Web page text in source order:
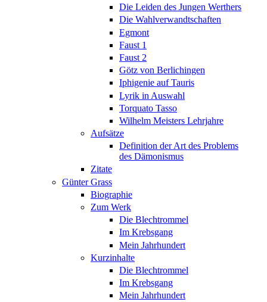
Die Leiden des Jungen Werthers
Die Wahlverwandtschaften
Egmont
Faust 1
Faust 2
Götz von Berlichingen
Iphigenie auf Tauris
Lyrik in Auswahl
Torquato Tasso
Wilhelm Meisters Lehrjahre
Aufsätze
Definition der Art des Problems
des Dämonismus
Zitate
Günter Grass
Biographie
Zum Werk
Die Blechtrommel
Im Krebsgang
Mein Jahrhundert
Kurzinhalte
Die Blechtrommel
Im Krebsgang
Mein Jahrhundert